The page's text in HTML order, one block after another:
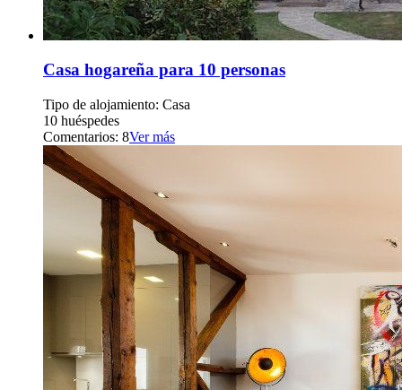
Casa hogareña para 10 personas
Tipo de alojamiento: Casa
10 huéspedes
Comentarios: 8Ver más